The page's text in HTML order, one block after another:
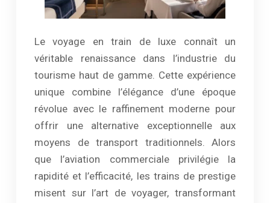
Le voyage en train de luxe connaît un
véritable renaissance dans l’industrie du
tourisme haut de gamme. Cette expérience
unique combine l’élégance d’une époque
révolue avec le raffinement moderne pour
offrir une alternative exceptionnelle aux
moyens de transport traditionnels. Alors
que l’aviation commerciale privilégie la
rapidité et l’efficacité, les trains de prestige
misent sur l’art de voyager, transformant